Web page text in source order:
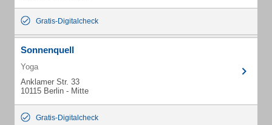
Gratis-Digitalcheck
Sonnenquell
Yoga
Anklamer Str. 33
10115 Berlin - Mitte
Gratis-Digitalcheck